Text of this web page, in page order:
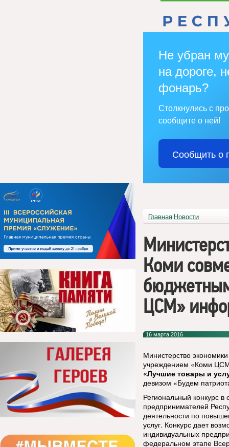
Не убран
на дороге,
фонарь?
Столкнулись с
сообщите о ней!
Сообщить о
Главная Новости
Коми
ЦСМ»
16 марта 2016
Министерство
учреждением «Коми
«Лучшие товары и
девизом «Будем
Региональный конкурс в
предпринимателей
деятельности по
услуг. Конкурс дает
индивидуальных
федеральном этапе